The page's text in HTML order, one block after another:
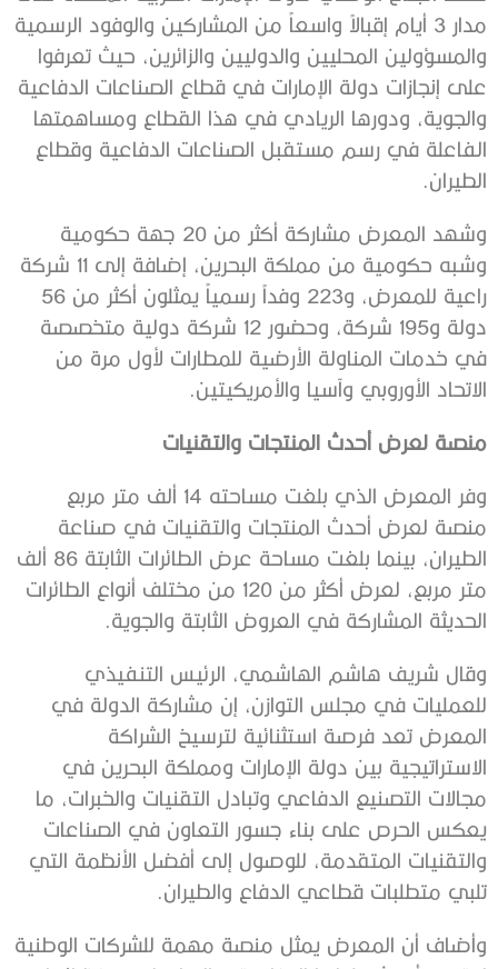
مدار 3 أيام إقبالاً واسعاً من المشاركين والوفود الرسمية
والمسؤولين المحليين والدوليين والزائرين، حيث تعرفوا
على إنجازات دولة الإمارات في قطاع الصناعات الدفاعية
والجوية، ودورها الريادي في هذا القطاع ومساهمتها
الفاعلة في رسم مستقبل الصناعات الدفاعية وقطاع
الطيران.
وشهد المعرض مشاركة أكثر من 20 جهة حكومية
وشبه حكومية من مملكة البحرين، إضافة إلى 11 شركة
راعية للمعرض، و223 وفداً رسمياً يمثلون أكثر من 56
دولة و195 شركة، وحضور 12 شركة دولية متخصصة
في خدمات المناولة الأرضية للمطارات لأول مرة من
الاتحاد الأوروبي وآسيا والأمريكيتين.
منصة لعرض أحدث المنتجات والتقنيات
وفر المعرض الذي بلغت مساحته 14 ألف متر مربع
منصة لعرض أحدث المنتجات والتقنيات في صناعة
الطيران، بينما بلغت مساحة عرض الطائرات الثابتة 86 ألف
متر مربع، لعرض أكثر من 120 من مختلف أنواع الطائرات
الحديثة المشاركة في العروض الثابتة والجوية.
وقال شريف هاشم الهاشمي، الرئيس التنفيذي
للعمليات في مجلس التوازن، إن مشاركة الدولة في
المعرض تعد فرصة استثنائية لترسيخ الشراكة
الاستراتيجية بين دولة الإمارات ومملكة البحرين في
مجالات التصنيع الدفاعي وتبادل التقنيات والخبرات، ما
يعكس الحرص على بناء جسور التعاون في الصناعات
والتقنيات المتقدمة، للوصول إلى أفضل الأنظمة التي
تلبي متطلبات قطاعي الدفاع والطيران.
وأضاف أن المعرض يمثل منصة مهمة للشركات الوطنية